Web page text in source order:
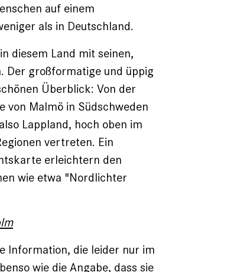
auf einem
als in Deutschland.
diesem Land mit seinen,
Der großformatige und üppig
Überblick: Von der
von Malmö in Südschweden
Lappland, hoch oben im
vertreten. Ein
erleichtern den
wie etwa "Nordlichter
Information, die leider nur im
wie die Angabe, dass sie